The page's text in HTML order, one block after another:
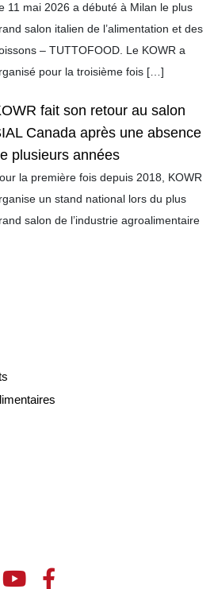
11 mai 2026 a débuté à Milan le plus
salon italien de l’alimentation et des
– TUTTOFOOD. Le KOWR a
pour la troisième fois […]
fait son retour au salon
Canada après une absence
plusieurs années
la première fois depuis 2018, KOWR
un stand national lors du plus
salon de l’industrie agroalimentaire